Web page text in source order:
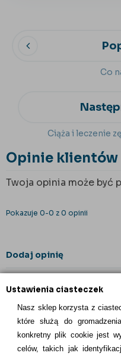
Ustawienia ciasteczek
Nasz sklep korzysta z
które służą do
konkretny plik cookie jest
celów, takich jak
Co
Ciąża i leczenie
Opinie klientów
Twoja opinia może być
Pokazuje 0-0 z 0 opinii
Dodaj opinię